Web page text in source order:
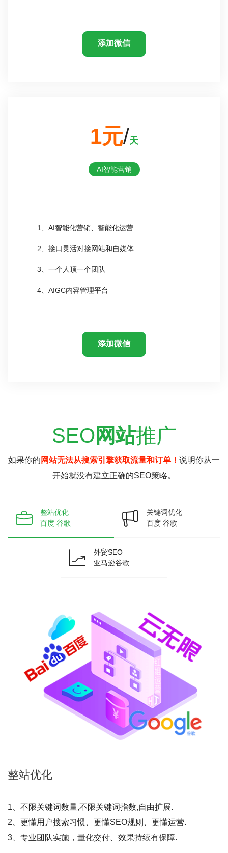
添加微信
1元/天
AI智能营销
1、AI智能化营销、智能化运营
2、接口灵活对接网站和自媒体
3、一个人顶一个团队
4、AIGC内容管理平台
添加微信
SEO 网站推广
如果你的 网站无法从搜索引擎获取流量和订单！ 说明你从一
开始就没有建立正确的SEO策略。
整站优化
百度 谷歌
关键词优化
百度 谷歌
外贸SEO
亚马逊谷歌
整站优化
1、不限关键词数量,不限关键词指数,自由扩展.
2、更懂用户搜索习惯、更懂SEO规则、更懂运营.
3、专业团队实施，量化交付、效果持续有保障.